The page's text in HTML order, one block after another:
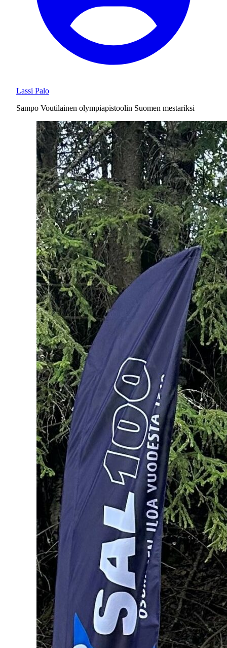
Lassi Palo
Sampo Voutilainen olympiapistoolin Suomen mestariksi